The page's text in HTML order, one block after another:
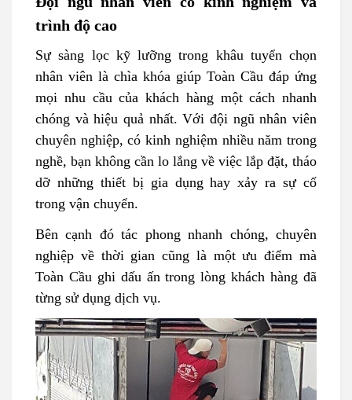
trình độ cao
Sự sàng lọc kỹ lưỡng trong khâu tuyển chọn
nhân viên là chìa khóa giúp Toàn Cầu đáp ứng
mọi nhu cầu của khách hàng một cách nhanh
chóng và hiệu quả nhất. Với đội ngũ nhân viên
chuyên nghiệp, có kinh nghiệm nhiều năm trong
nghề, bạn không cần lo lắng về việc lắp đặt, tháo
dỡ những thiết bị gia dụng hay xảy ra sự cố
trong vận chuyển.
Bên cạnh đó tác phong nhanh chóng, chuyên
nghiệp về thời gian cũng là một ưu điểm mà
Toàn Cầu ghi dấu ấn trong lòng khách hàng đã
từng sử dụng dịch vụ.